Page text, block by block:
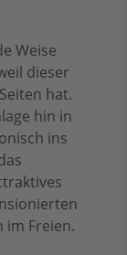
Weise
dieser
hat.
hin in
ins
im Freien.